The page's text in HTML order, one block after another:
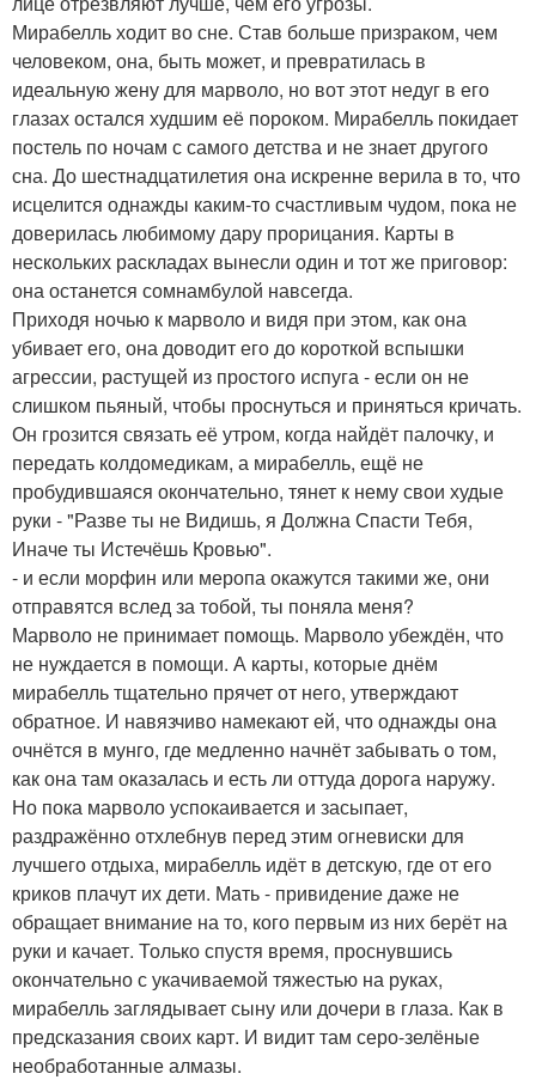
Мирабелль ходит во сне. Став больше призраком, чем
человеком, она, быть может, и превратилась в
идеальную жену для марволо, но вот этот недуг в его
глазах остался худшим её пороком. Мирабелль покидает
постель по ночам с самого детства и не знает другого
сна. До шестнадцатилетия она искренне верила в то, что
исцелится однажды каким-то счастливым чудом, пока не
доверилась любимому дару прорицания. Карты в
нескольких раскладах вынесли один и тот же приговор:
она останется сомнамбулой навсегда.
Приходя ночью к марволо и видя при этом, как она
убивает его, она доводит его до короткой вспышки
агрессии, растущей из простого испуга - если он не
слишком пьяный, чтобы проснуться и приняться кричать.
Он грозится связать её утром, когда найдёт палочку, и
передать колдомедикам, а мирабелль, ещё не
пробудившаяся окончательно, тянет к нему свои худые
руки - "Разве ты не Видишь, я Должна Спасти Тебя,
Иначе ты Истечёшь Кровью".
- и если морфин или меропа окажутся такими же, они
отправятся вслед за тобой, ты поняла меня?
Марволо не принимает помощь. Марволо убеждён, что
не нуждается в помощи. А карты, которые днём
мирабелль тщательно прячет от него, утверждают
обратное. И навязчиво намекают ей, что однажды она
очнётся в мунго, где медленно начнёт забывать о том,
как она там оказалась и есть ли оттуда дорога наружу.
Но пока марволо успокаивается и засыпает,
раздражённо отхлебнув перед этим огневиски для
лучшего отдыха, мирабелль идёт в детскую, где от его
криков плачут их дети. Мать - привидение даже не
обращает внимание на то, кого первым из них берёт на
руки и качает. Только спустя время, проснувшись
окончательно с укачиваемой тяжестью на руках,
мирабелль заглядывает сыну или дочери в глаза. Как в
предсказания своих карт. И видит там серо-зелёные
необработанные алмазы.